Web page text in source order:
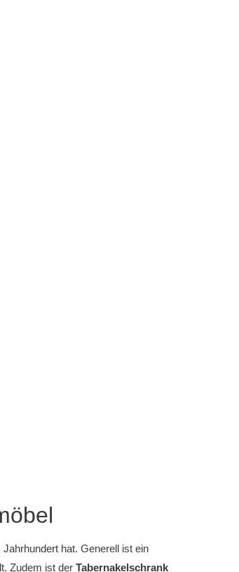
hat. Generell ist ein
Zudem ist der Tabernakelschrank